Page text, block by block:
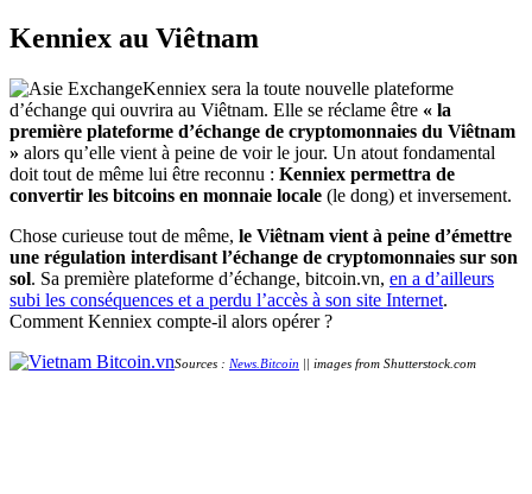
Kenniex au Viêtnam
Kenniex sera la toute nouvelle plateforme
d’échange qui ouvrira au Viêtnam. Elle se réclame être « la
première plateforme d’échange de cryptomonnaies du Viêtnam
» alors qu’elle vient à peine de voir le jour. Un atout fondamental
doit tout de même lui être reconnu : Kenniex permettra de
convertir les bitcoins en monnaie locale (le dong) et inversement.
Chose curieuse tout de même, le Viêtnam vient à peine d’émettre
une régulation interdisant l’échange de cryptomonnaies sur son
sol. Sa première plateforme d’échange, bitcoin.vn, en a d’ailleurs
subi les conséquences et a perdu l’accès à son site Internet.
Comment Kenniex compte-il alors opérer ?
Sources : News.Bitcoin || images from Shutterstock.com